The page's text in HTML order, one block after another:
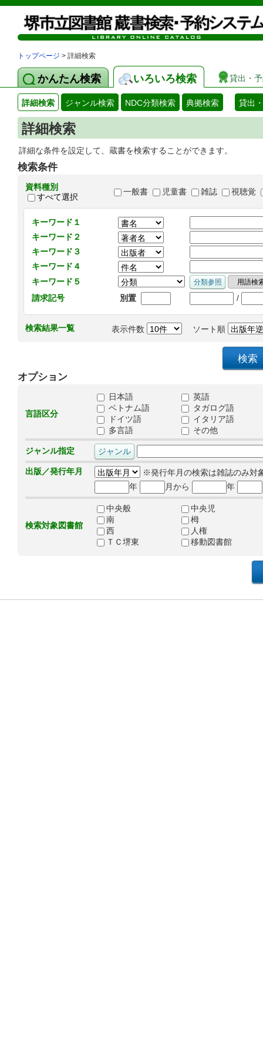
トップページ > 詳細検索
かんたん検索 いろいろ検索 貸出・
詳細検索 ジャンル検索 NDC分類検索 典拠検索 貸出
詳細検索
詳細な条件を設定して、蔵書を検索することができます。
検索条件
資料種別
すべて選択
一般書 児童書 雑誌 視聴覚
キーワード１
キーワード２
キーワード３
キーワード４
キーワード５
請求記号
別置 /
検索結果一覧 表示件数 ソート順
オプション
言語区分
日本語
英語
ベトナム語
タガログ語
ドイツ語
イタリア語
多言語
その他
ジャンル指定
出版／発行年月
※発行年月の検索は雑誌のみ対
年
月から 年
検索対象図書館
中央般
中央児
南
栂
西
人権
ＴＣ堺東
移動図書館